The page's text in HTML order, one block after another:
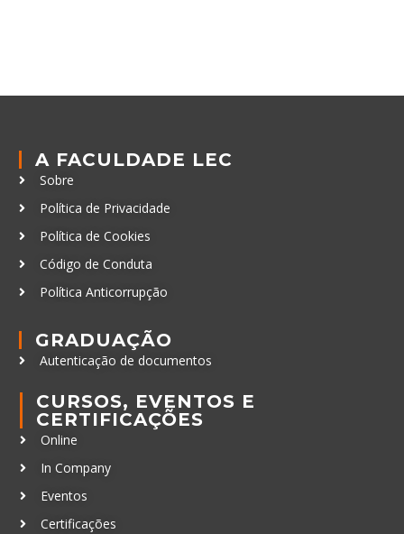
A FACULDADE LEC
Sobre
Política de Privacidade
Política de Cookies
Código de Conduta
Política Anticorrupção
GRADUAÇÃO
Autenticação de documentos
CURSOS, EVENTOS E
CERTIFICAÇÕES
Online
In Company
Eventos
Certificações